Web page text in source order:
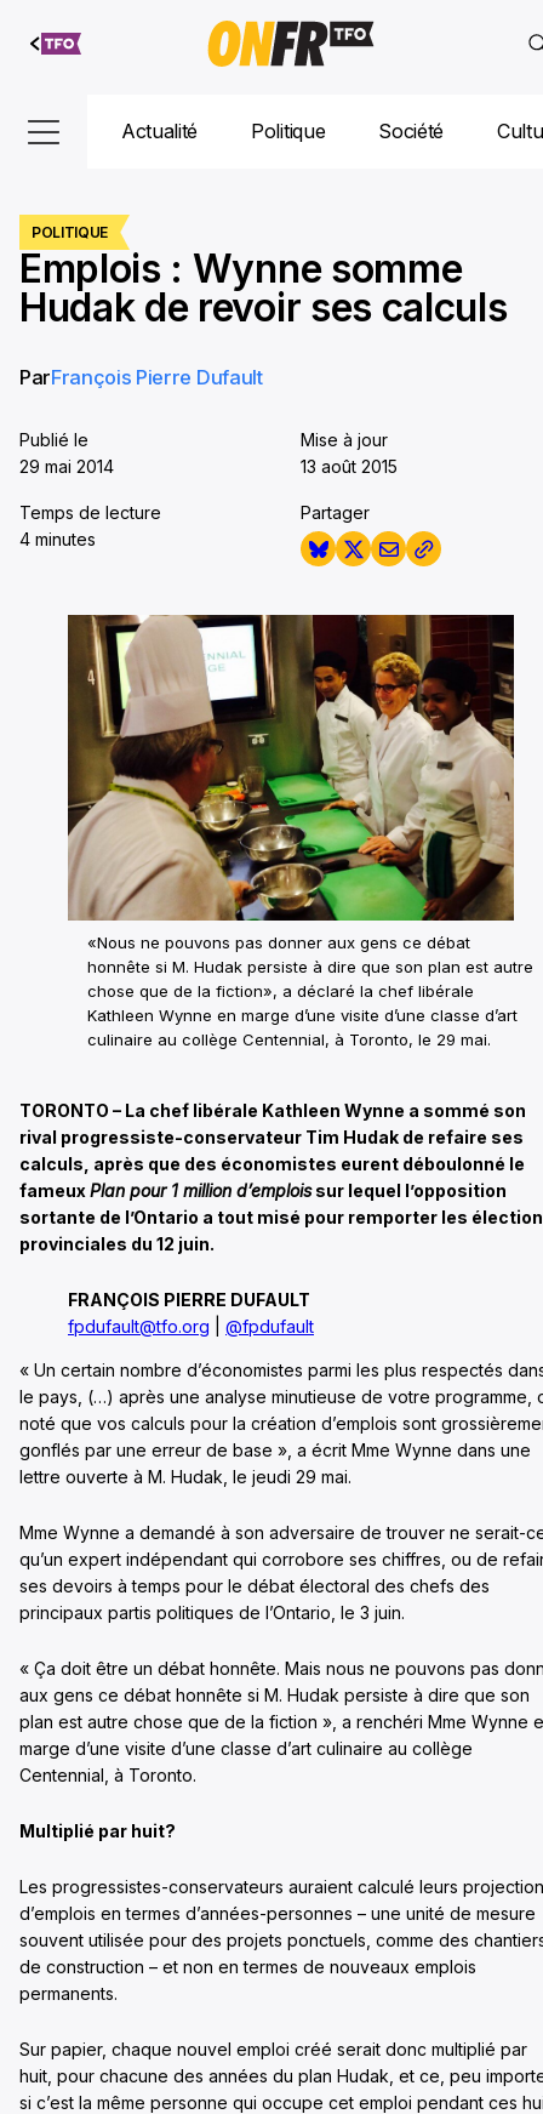
Aller au
contenu
Actualité Politique Société
POLITIQUE
Emplois : Wynne somme
Hudak de revoir ses calculs
ParFrançois Pierre Dufault
Publié le
29 mai 2014
Mise à jour
13 août 2015
Temps de lecture
4 minutes
Partager
«Nous ne pouvons pas donner aux gens ce débat
honnête si M. Hudak persiste à dire que son plan est autre
chose que de la fiction», a déclaré la chef libérale
Kathleen Wynne en marge d’une visite d’une classe d’art
culinaire au collège Centennial, à Toronto, le 29 mai.
TORONTO – La chef libérale Kathleen Wynne a sommé son
rival progressiste-conservateur Tim Hudak de refaire ses
calculs, après que des économistes eurent déboulonné le
fameuxPlan pour 1 million d’emploissur lequel l’opposition
sortante de l’Ontario a tout misé pour remporter les
provinciales du 12 juin.
FRANÇOIS PIERRE DUFAULT
fpdufault@tfo.org
@fpdufault
« Un certain nombre d’économistes parmi les plus respectés
le pays, (…) après une analyse minutieuse de votre programme,
noté que vos calculs pour la création d’emplois sont
gonflés par une erreur de base », a écrit Mme Wynne dans une
lettre ouverte à M. Hudak, le jeudi 29 mai.
Mme Wynne a demandé à son adversaire de trouver ne serait-
qu’un expert indépendant qui corrobore ses chiffres, ou de
ses devoirs à temps pour le débat électoral des chefs des
principaux partis politiques de l’Ontario, le 3 juin.
« Ça doit être un débat honnête. Mais nous ne pouvons pas
aux gens ce débat honnête si M. Hudak persiste à dire que son
plan est autre chose que de la fiction », a renchéri Mme Wynne
marge d’une visite d’une classe d’art culinaire au collège
Centennial, à Toronto.
Multiplié par huit?
Les progressistes-conservateurs auraient calculé leurs
d’emplois en termes d’années-personnes – une unité de mesure
souvent utilisée pour des projets ponctuels, comme des
de construction – et non en termes de nouveaux emplois
permanents.
Sur papier, chaque nouvel emploi créé serait donc multiplié par
huit, pour chacune des années du plan Hudak, et ce, peu
si c’est la même personne qui occupe cet emploi pendant ces